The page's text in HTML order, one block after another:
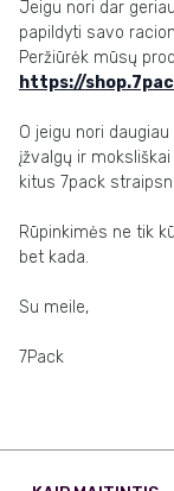
Jeigu nori dar
papildyti savo
Peržiūrėk mūsų
https://
O jeigu nori
įžvalgų ir
kitus 7pack
Rūpinkimės ne tik
bet kada.
Su meile,
7Pack